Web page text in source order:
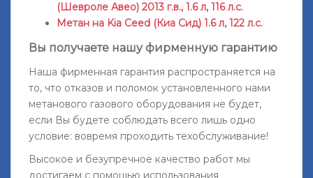
(Шевроле Авео) 2013 г.в., 1.6 л, 116 л.с.
Метан на Kia Ceed (Киа Сид) 1.6 л, 122 л.с.
Вы получаете нашу фирменную гарантию
Наша фирменная гарантия распространяется на
то, что отказов и поломок установленного нами
метанового газового оборудования не будет,
если Вы будете соблюдать всего лишь одно
условие: вовремя проходить техобслуживание!
Высокое и безупречное качество работ мы
достигаем с помощью использования